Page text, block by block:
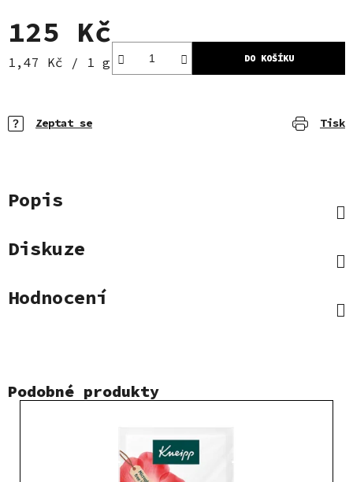
125 Kč
Měrná cena:
1,47 Kč / 1 g DO KOŠÍKU
Tisk
Zeptat se
Popis
Diskuze
Hodnocení
Podobné produkty